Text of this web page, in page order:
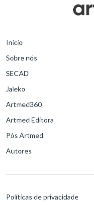
Início
Sobre nós
SECAD
Jaleko
Artmed360
Artmed Editora
Pós Artmed
Autores
Políticas de privacidade